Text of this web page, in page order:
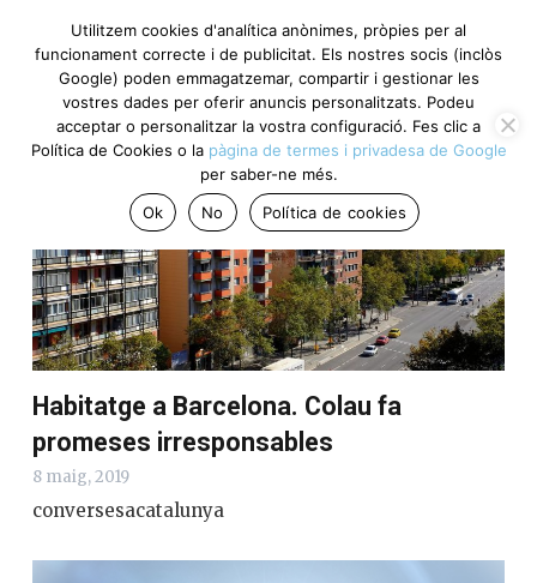
Punts clau del dia
Habitatge a Barcelona. Colau fa
promeses irresponsables
8 maig, 2019
conversesacatalunya
Utilitzem cookies d'analítica anònimes, pròpies per al
funcionament correcte i de publicitat. Els nostres socis (inclòs
Google) poden emmagatzemar, compartir i gestionar les
vostres dades per oferir anuncis personalitzats. Podeu
acceptar o personalitzar la vostra configuració. Fes clic a
Política de Cookies o la pàgina de termes i privadesa de Google
per saber-ne més.
Ok
No Política de cookies